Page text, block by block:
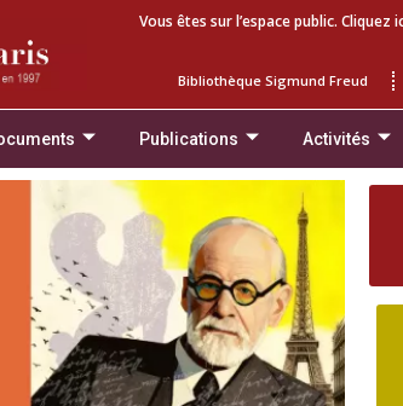
Vous êtes sur l’espace public.
Bibliothèque Sigmund Freud
Publications Activités